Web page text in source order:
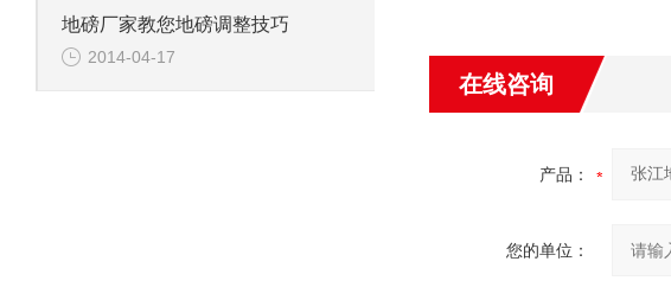
地磅厂家教您地磅调整技巧
2014-04-17
在线咨询
产品：
您的单位：